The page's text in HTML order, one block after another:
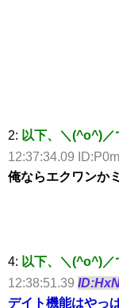
2: 以下、＼(^o^)
12:37:34.09
俺ならエクワンか
4: 以下、＼(^o^)
12:38:51.39
デイト機能はやっ